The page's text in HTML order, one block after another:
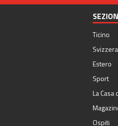
Ticino
Svizzera
Estero
Sport
La
Ospiti